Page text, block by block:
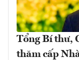
Tổng Bí thư,
thăm cấp